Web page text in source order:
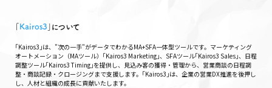
Kairos3 ｣について
｢Kairos3｣は、"次の一手"がデータでわかるMA+SFA一体型ツールです。マーケティング
オートメーション（MAツール）｢Kairos3 Marketing｣、SFAツール｢Kairos3 Sales｣、日程
調整ツール｢Kairos3 Timing｣を提供し、見込み客の獲得・管理から、営業商談の日程調
整・商談記録・クロージングまで支援します。｢Kairos3｣は、企業の営業DX推進を後押し
し、人材と組織の成長に貢献いたします。